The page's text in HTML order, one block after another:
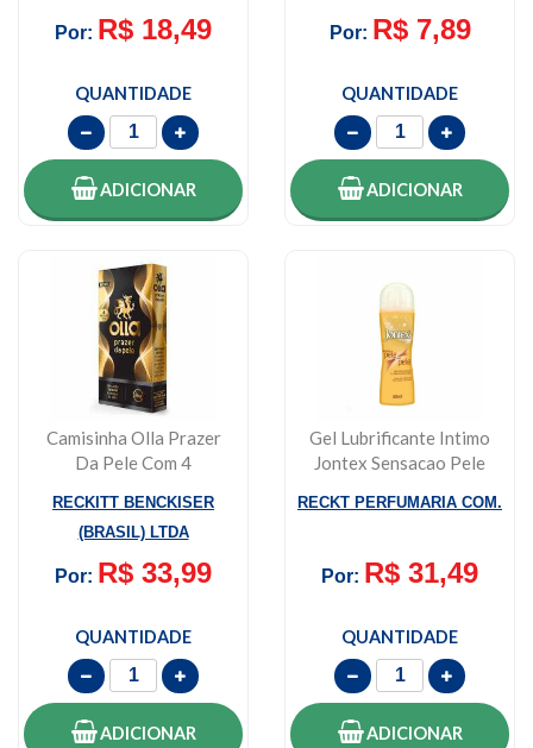
Por: R$ 18,49
QUANTIDADE
ADICIONAR
Por: R$ 7,89
QUANTIDADE
ADICIONAR
Camisinha Olla Prazer
Da Pele Com 4
RECKITT BENCKISER
(BRASIL) LTDA
Por: R$ 33,99
QUANTIDADE
ADICIONAR
Gel Lubrificante Intimo
Jontex Sensacao Pele
RECKT PERFUMARIA COM.
Por: R$ 31,49
QUANTIDADE
ADICIONAR